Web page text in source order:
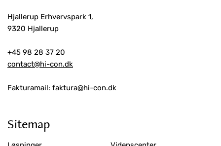
Hjallerup Erhvervspark 1,
9320 Hjallerup
+45 98 28 37 20
contact@hi-con.dk
Fakturamail: faktura@hi-con.dk
Sitemap